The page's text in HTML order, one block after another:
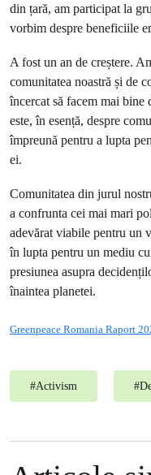
din țară, am participat la
vorbim despre beneficiile
A fost un an de creștere.
comunitatea noastră și de
încercat să facem mai bine
este, în esență, despre
împreună pentru a lupta
ei.
Comunitatea din jurul
a confrunta cei mai mari
adevărat viabile pentru un
în lupta pentru un mediu
presiunea asupra
înaintea planetei.
Greenpeace Romania Raport
#Activism #